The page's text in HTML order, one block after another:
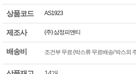
상품코드 AS1923
제조사 (주) 삼정피앤티
배송비 조건부 무료 (박스류 무료배송/ 박스외